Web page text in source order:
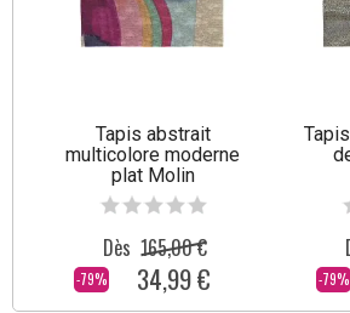
Tapis abstrait
multicolore moderne
plat Molin
-79%
Dès 165,00 €
34,99 € -79%